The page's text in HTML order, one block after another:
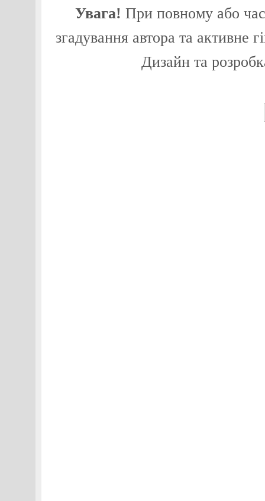
Увага! При повному або
згадування автора та активне
Дизайн та